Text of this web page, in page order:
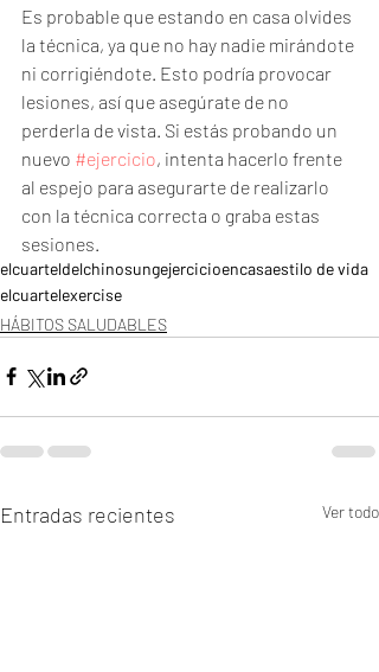
Es probable que estando en casa olvides
la técnica, ya que no hay nadie mirándote
ni corrigiéndote. Esto podría provocar
lesiones, así que asegúrate de no
perderla de vista. Si estás probando un
nuevo #ejercicio, intenta hacerlo frente
al espejo para asegurarte de realizarlo
con la técnica correcta o graba estas
sesiones.
elcuarteldelchinosungejercicioencasaestilo de vida
elcuartelexercise
HÁBITOS SALUDABLES
Entradas recientes Ver todo